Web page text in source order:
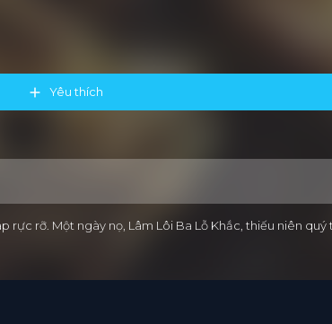
Yêu thích
rỡ. Một ngày nọ, Lâm Lôi Ba Lỗ Khắc, thiếu niên quý